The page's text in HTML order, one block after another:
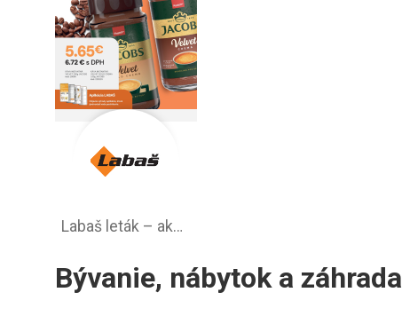
Labaš leták – akciová ponuka
Bývanie, nábytok a záhrada